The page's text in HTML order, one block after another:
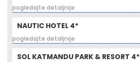
pogledajte detaljnije
NAUTIC HOTEL 4*
pogledajte detaljnije
SOL KATMANDU PARK & RESORT 4*